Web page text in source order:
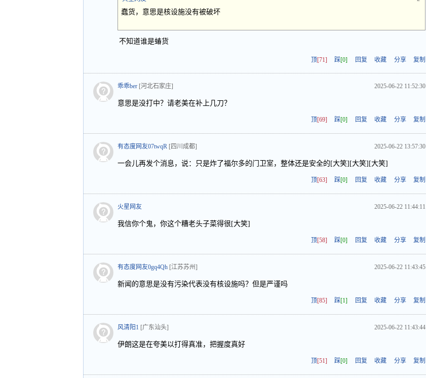
蠢货，意思是核设施没有被破坏
不知道谁是蝽货
顶[71] 踩[0] 回复 收藏 分享 复制
乖乖ber [河北石家庄] 2025-06-22 11:52:30
意思是没打中？请老美在补上几刀？
顶[69] 踩[0] 回复 收藏 分享 复制
有态度网友07twqR [四川成都] 2025-06-22 13:57:30
一会儿再发个消息，说：只是炸了福尔多的门卫室，整体还是安全的[大笑][大笑][大笑]
顶[63] 踩[0] 回复 收藏 分享 复制
火星网友 2025-06-22 11:44:11
我信你个鬼，你这个糟老头子菜得很[大笑]
顶[58] 踩[0] 回复 收藏 分享 复制
有态度网友0gq4Qh [江苏苏州] 2025-06-22 11:43:45
新闻的意思是没有污染代表没有核设施吗？但是严谨吗
顶[85] 踩[1] 回复 收藏 分享 复制
风清阳1 [广东汕头] 2025-06-22 11:43:44
伊朗这是在夸美以打得真准，把握度真好
顶[51] 踩[0] 回复 收藏 分享 复制